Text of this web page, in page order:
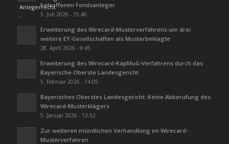
betroffenen Fondsanleger
5. Juli 2026 - 15:40
Erweiterung des Wirecard-Musterverfahrens um drei
weitere EY-Gesellschaften als Musterbeklagte
28. April 2026 - 9:45
Erweiterung des Wirecard-KapMuG-Verfahrens durch das
Bayerische Oberste Landesgericht
5. Februar 2026 - 14:05
Bayerisches Oberstes Landesgericht: Keine Abberufung des
Wirecard-Musterklägers
5. Januar 2026 - 13:52
Zur weiteren mündlichen Verhandlung im Wirecard-
Musterverfahren